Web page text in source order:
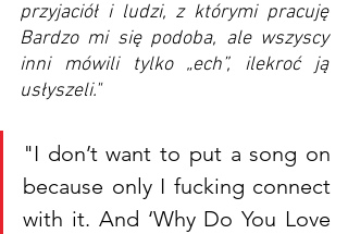
przyjaciół i ludzi, z którymi pracuję
Bardzo mi się podoba, ale wszyscy
inni mówili tylko „ech”, ilekroć ją
usłyszeli."
"I don’t want to put a song on
because only I fucking connect
with it. And ‘Why Do You Love